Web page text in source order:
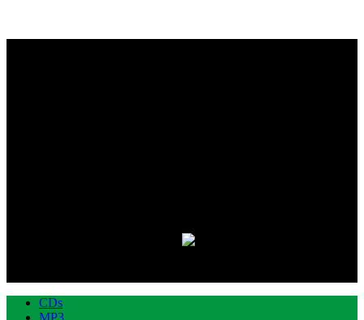
CDs
MP3